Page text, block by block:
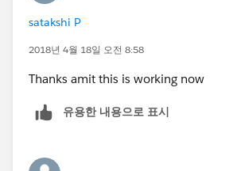
satakshi P
2018년 4월 18일 오전 8:58
Thanks amit this is working now
유용한 내용으로 표시